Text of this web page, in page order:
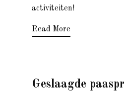
activiteiten!
Read More
Geslaagde